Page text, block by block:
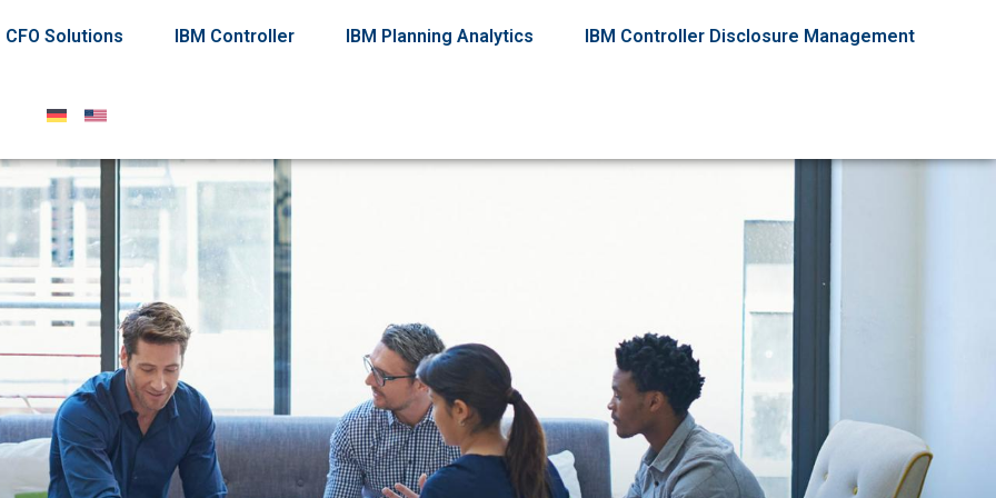
CFO Solutions IBM Controller IBM Planning Analytics IBM Controller Disclosure Management